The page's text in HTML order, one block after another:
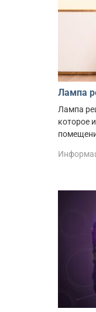
Лампа
Лампа
которое